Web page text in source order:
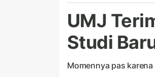
UMJ
Studi
Momennya pas